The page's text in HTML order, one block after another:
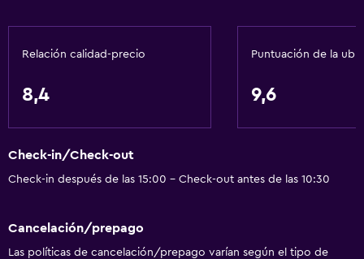
Wifi disponible en todas las instalaciones
Internet
Extinguidor
Relación calidad-precio
8,4
Puntuación de la
9,6
Check-in/Check-out
Check-in después de las 15:00 - Check-out antes de las 10:30
Cancelación/prepago
Las políticas de cancelación/prepago varían según el tipo de